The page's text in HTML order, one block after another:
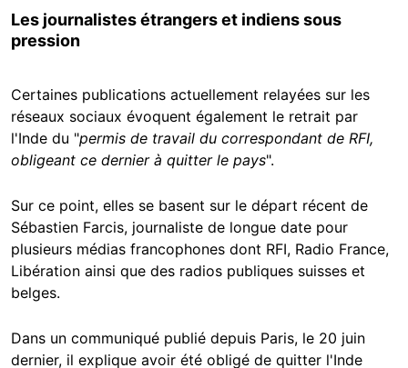
Les journalistes étrangers et indiens sous
pression
Certaines publications actuellement relayées sur les
réseaux sociaux évoquent également le retrait par
l'Inde du "permis de travail du correspondant de RFI,
obligeant ce dernier à quitter le pays".
Sur ce point, elles se basent sur le départ récent de
Sébastien Farcis, journaliste de longue date pour
plusieurs médias francophones dont RFI, Radio France,
Libération ainsi que des radios publiques suisses et
belges.
Dans un communiqué publié depuis Paris, le 20 juin
dernier, il explique avoir été obligé de quitter l'Inde